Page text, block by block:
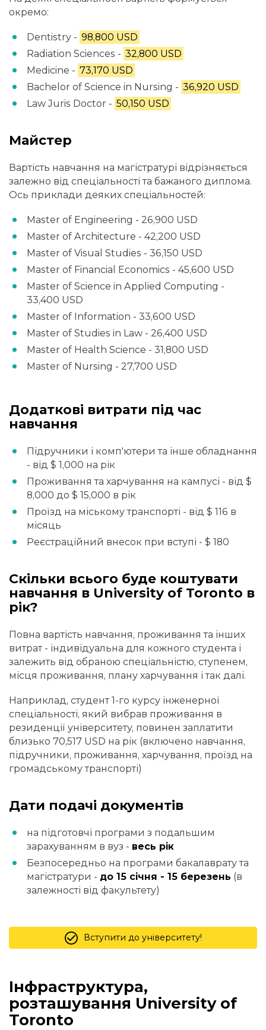
окремо:
Dentistry - 98,800 USD
Radiation Sciences - 32,800 USD
Medicine - 73,170 USD
Bachelor of Science in Nursing - 36,920 USD
Law Juris Doctor - 50,150 USD
Майстер
Вартість навчання на магістратурі відрізняється
залежно від спеціальності та бажаного диплома.
Ось приклади деяких спеціальностей:
Master of Engineering - 26,900 USD
Master of Architecture - 42,200 USD
Master of Visual Studies - 36,150 USD
Master of Financial Economics - 45,600 USD
Master of Science in Applied Computing -
33,400 USD
Master of Information - 33,600 USD
Master of Studies in Law - 26,400 USD
Master of Health Science - 31,800 USD
Master of Nursing - 27,700 USD
Додаткові витрати під час
навчання
Підручники і комп'ютери та інше обладнання
- від $ 1,000 на рік
Проживання та харчування на кампусі - від $
8,000 до $ 15,000 в рік
Проїзд на міському транспорті - від $ 116 в
місяць
Реєстраційний внесок при вступі - $ 180
Скільки всього буде коштувати
навчання в University of Toronto в
рік?
Повна вартість навчання, проживання та інших
витрат - індивідуальна для кожного студента і
залежить від обраною спеціальністю, ступенем,
місця проживання, плану харчування і так далі.
Наприклад, студент 1-го курсу інженерної
спеціальності, який вибрав проживання в
резиденції університету, повинен заплатити
близько 70,517 USD на рік (включено навчання,
підручники, проживання, харчування, проїзд на
громадському транспорті)
Дати подачі документів
на підготовчі програми з подальшим
зарахуванням в вуз - весь рік
Безпосередньо на програми бакалаврату та
магістратури - до 15 січня - 15 березень (в
залежності від факультету)
Вступити до університету!
Інфраструктура,
розташування University of
Toronto